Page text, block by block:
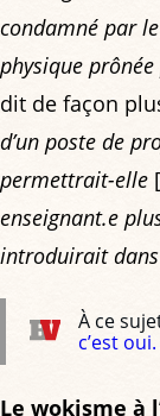
condamné par
physique
dit de façon
d’un poste de
permettrait-elle
enseignant.e
introduirait dans
À ce
c’est
Le wokisme à